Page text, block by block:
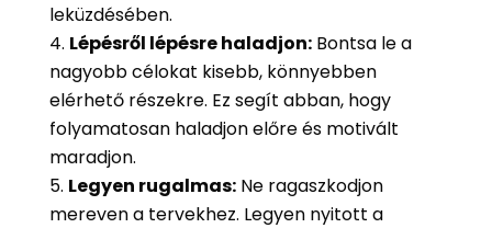
leküzdésében.
Lépésről lépésre haladjon:Bontsa le a
nagyobb célokat kisebb, könnyebben
elérhető részekre. Ez segít abban, hogy
folyamatosan haladjon előre és motivált
maradjon.
Legyen rugalmas:Ne ragaszkodjon
mereven a tervekhez. Legyen nyitott a